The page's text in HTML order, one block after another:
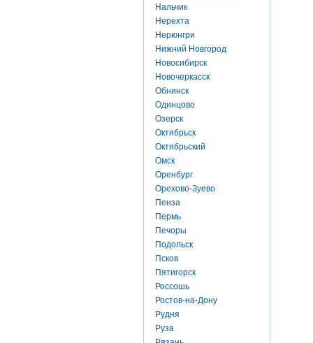
Нальчик
Нерехта
Нерюнгри
Нижний Новгород
Новосибирск
Новочеркасск
Обнинск
Одинцово
Озерск
Октябрьск
Октябрьский
Омск
Оренбург
Орехово-Зуево
Пенза
Пермь
Печоры
Подольск
Псков
Пятигорск
Россошь
Ростов-на-Дону
Рудня
Руза